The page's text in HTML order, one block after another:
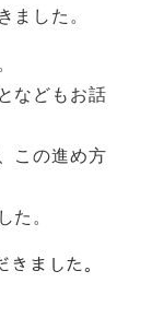
した。
などもお話
この進め方
。
ました。